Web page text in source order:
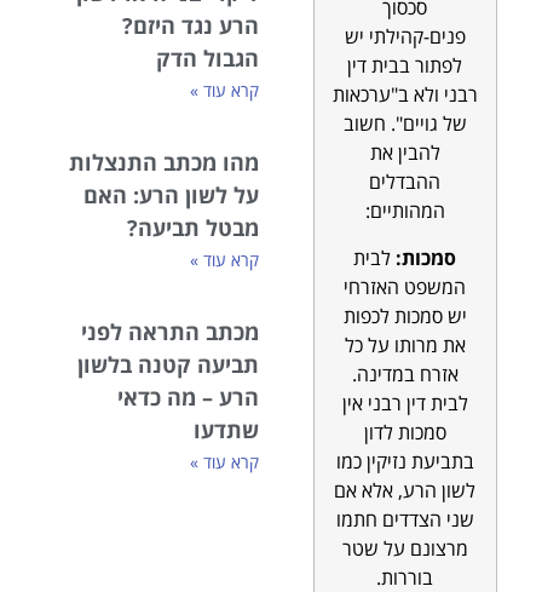
סכסוך
פנים-קהילתי יש
לפתור בבית דין
רבני ולא ב"ערכאות
של גויים". חשוב
להבין את
ההבדלים
המהותיים:
סמכות: לבית
המשפט האזרחי
יש סמכות לכפות
את מרותו על כל
אזרח במדינה.
לבית דין רבני אין
סמכות לדון
בתביעת נזיקין כמו
לשון הרע, אלא אם
שני הצדדים חתמו
מרצונם על שטר
בוררות.
הרע נגד היזם?
הגבול הדק
קרא עוד »
מהו מכתב התנצלות
על לשון הרע: האם
מבטל תביעה?
קרא עוד »
מכתב התראה לפני
תביעה קטנה בלשון
הרע – מה כדאי
שתדעו
קרא עוד »